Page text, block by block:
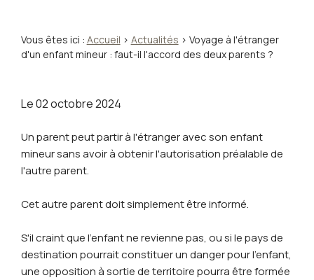
Vous êtes ici : Accueil > Actualités > Voyage à l'étranger
d'un enfant mineur : faut-il l'accord des deux parents ?
Le02 octobre 2024
Un parent peut partir à l'étranger avec son enfant
mineur sans avoir à obtenir l'autorisation préalable de
l'autre parent.
Cet autre parent doit simplement être informé.
S'il craint que l'enfant ne revienne pas, ou si le pays de
destination pourrait constituer un danger pour l'enfant,
une opposition à sortie de territoire pourra être formée